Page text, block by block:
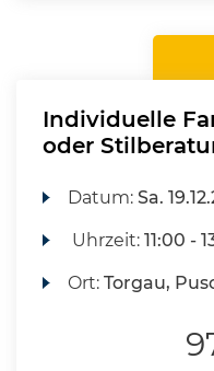
Individuelle
oder
Datum:Sa.
Uhrzeit:11:00 -
Ort:Torgau,